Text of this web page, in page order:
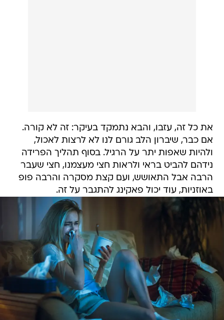
את כל זה, עזבו, והבא נתמקד בעיקר: זה לא קורה.
אם כבר, שיברון הלב גורם לנו לא לרצות לאכול,
ולהיות שאפות יתר על הרגיל. בסוף תהליך הפרידה
נידהם להביט בראי ולראות חצי מעצמנו, חצי שעבר
הרבה אבל התאושש, ועם קצת מסקרה והרבה פופ
באוזניות, עוד יכול פאקינג להתגבר על זה.